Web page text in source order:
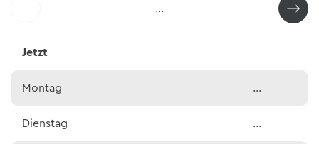
…
Jetzt
Montag …
Dienstag …